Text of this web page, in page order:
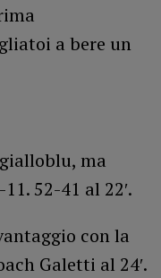
a bere un
ma
52-41 al 22′.
con la
Galetti al 24′.